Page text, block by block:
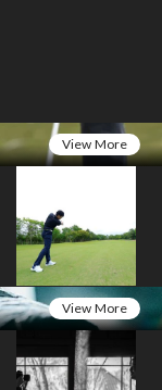
View More
View More